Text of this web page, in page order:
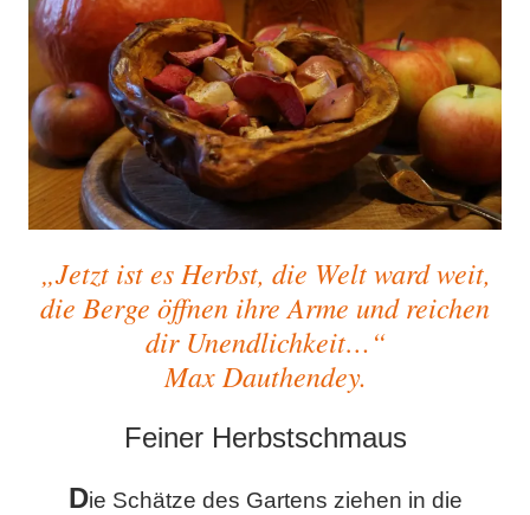
„Jetzt ist es Herbst, die Welt ward weit,
die Berge öffnen ihre Arme und reichen
dir Unendlichkeit…“
Max Dauthendey.
Feiner Herbstschmaus
Die Schätze des Gartens ziehen in die